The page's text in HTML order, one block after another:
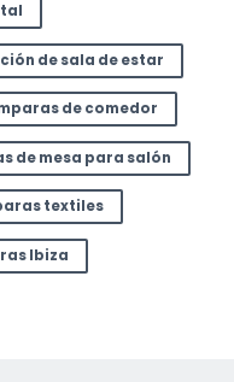
de sala de estar
de comedor
de mesa para salón
textiles
Ibiza